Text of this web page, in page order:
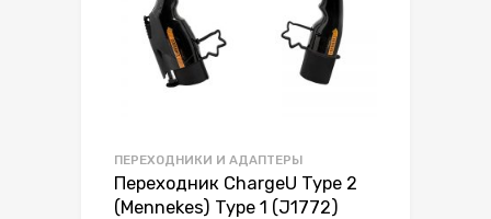
ПЕРЕХОДНИКИ И АДАПТЕРЫ
Переходник ChargeU Type 2
(Mennekes) Type 1 (J1772)